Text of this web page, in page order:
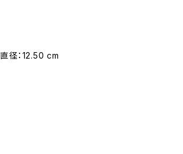
径：12.50 cm